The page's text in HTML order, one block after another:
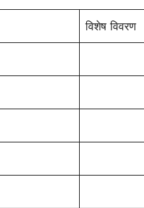
विशेष विवरण